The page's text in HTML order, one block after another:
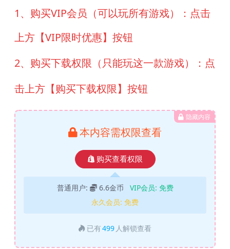
1、购买VIP会员（可以玩所有游戏）：点击
上方【VIP限时优惠】按钮
2、购买下载权限（只能玩这一款游戏）：点
击上方【购买下载权限】按钮
隐藏内容
本内容需权限查看
购买查看权限
普通用户: 6.6金币 VIP会员: 免费
永久会员: 免费
已有499 人解锁查看